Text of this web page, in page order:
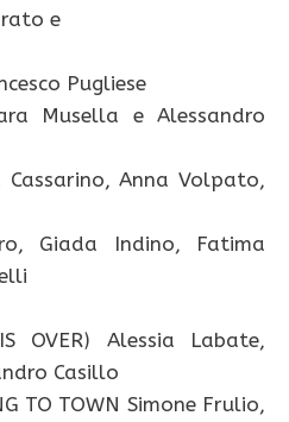
e
Pugliese
Musella e Alessandro
Cassarino, Anna Volpato,
Giada Indino, Fatima
OVER) Alessia Labate,
Casillo
TO TOWN Simone Frulio,